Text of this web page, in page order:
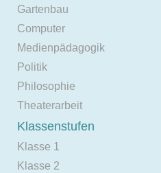
Gartenbau
Computer
Medienpädagogik
Politik
Philosophie
Theaterarbeit
Klassenstufen
Klasse 1
Klasse 2